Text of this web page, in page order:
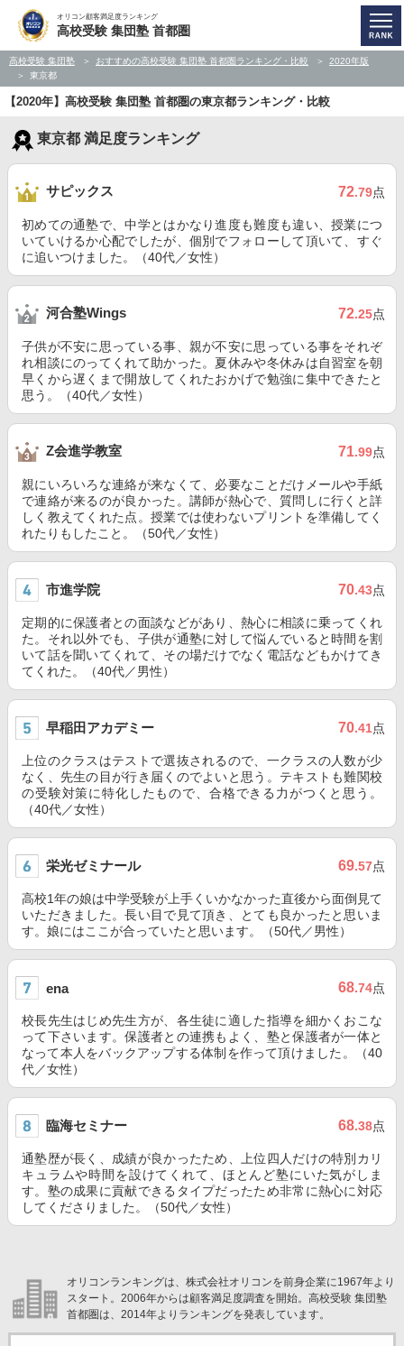
オリコン顧客満足度ランキング
高校受験 集団塾 首都圏
高校受験 集団塾 おすすめの高校受験 集団塾 首都圏ランキング・比較
2020年版
東京都
【2020年】高校受験 集団塾 首都圏の東京都ランキング・比較
東京都 満足度ランキング
サピックス 72.79点
初めての通塾で、中学とはかなり進度も難度も違い、授業につ
いていけるか心配でしたが、個別でフォローして頂いて、すぐ
に追いつけました。（40代／女性）
河合塾Wings 72.25点
子供が不安に思っている事、親が不安に思っている事をそれぞ
れ相談にのってくれて助かった。夏休みや冬休みは自習室を朝
早くから遅くまで開放してくれたおかげで勉強に集中できたと
思う。（40代／女性）
Z会進学教室 71.99点
親にいろいろな連絡が来なくて、必要なことだけメールや手紙
で連絡が来るのが良かった。講師が熱心で、質問しに行くと詳
しく教えてくれた点。授業では使わないプリントを準備してく
れたりもしたこと。（50代／女性）
市進学院 70.43点
定期的に保護者との面談などがあり、熱心に相談に乗ってくれ
た。それ以外でも、子供が通塾に対して悩んでいると時間を割
いて話を聞いてくれて、その場だけでなく電話などもかけてき
てくれた。（40代／男性）
早稲田アカデミー 70.41点
上位のクラスはテストで選抜されるので、一クラスの人数が少
なく、先生の目が行き届くのでよいと思う。テキストも難関校
の受験対策に特化したもので、合格できる力がつくと思う。
（40代／女性）
栄光ゼミナール 69.57点
高校1年の娘は中学受験が上手くいかなかった直後から面倒見て
いただきました。長い目で見て頂き、とても良かったと思いま
す。娘にはここが合っていたと思います。（50代／男性）
ena 68.74点
校長先生はじめ先生方が、各生徒に適した指導を細かくおこな
って下さいます。保護者との連携もよく、塾と保護者が一体と
なって本人をバックアップする体制を作って頂けました。（40
代／女性）
臨海セミナー 68.38点
通塾歴が長く、成績が良かったため、上位四人だけの特別カリ
キュラムや時間を設けてくれて、ほとんど塾にいた気がしま
す。塾の成果に貢献できるタイプだったため非常に熱心に対応
してくださりました。（50代／女性）
オリコンランキングは、株式会社オリコンを前身企業に1967年より
スタート。2006年からは顧客満足度調査を開始。高校受験 集団塾
首都圏は、2014年よりランキングを発表しています。